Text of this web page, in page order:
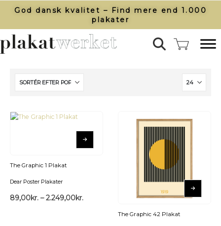
God dansk kvalitet – Find mere end 1.000
plakater​
The Graphic 1 Plakat
Dear Poster Plakater
89,00kr. – 2.249,00kr.
The Graphic 42 Plakat